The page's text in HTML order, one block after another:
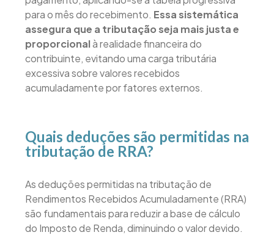
para o mês do recebimento. Essa sistemática
assegura que a tributação seja mais justa e
proporcionalà realidade financeira do
contribuinte, evitando uma carga tributária
excessiva sobre valores recebidos
acumuladamente por fatores externos.
Quais deduções são permitidas na
tributação de RRA?
As deduções permitidas na tributação de
Rendimentos Recebidos Acumuladamente (RRA)
são fundamentais para reduzir a base de cálculo
do Imposto de Renda, diminuindo o valor devido.